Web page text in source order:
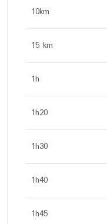
10km
15 km
1h
1h20
1h30
1h40
1h45